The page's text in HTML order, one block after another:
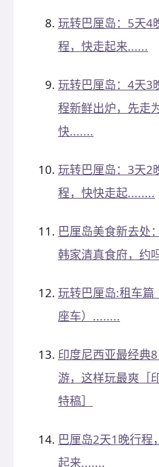
玩转巴厘岛：5天4
程，快走起来......
玩转巴厘岛：4天3
程新鲜出炉，先走
快.......
玩转巴厘岛：3天2
程，快快走起........
巴厘岛美食新去处
韩家清真食府，约
玩转巴厘岛:租车篇
座车）........
印度尼西亚最经典
游，这样玩最爽［
特稿］
巴厘岛2天1晚行程
起来.......